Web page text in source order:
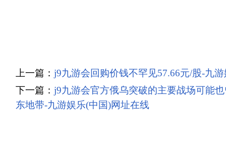
上一篇： j9九游会回购价钱不罕见57.66元/股-九
下一篇： j9九游会官方俄乌突破的主要战场可能
东地带-九游娱乐(中国)网址在线